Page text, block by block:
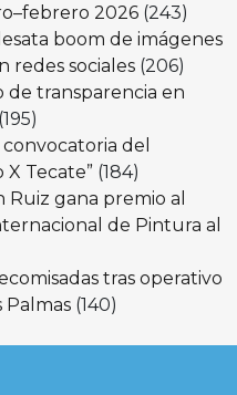
2026 (243)
boom de imágenes
redes sociales (206)
de transparencia en
(195)
del
Tecate” (184)
Ruiz gana premio al
de Pintura al
tras operativo
Palmas (140)